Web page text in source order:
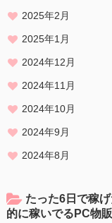
2025年2月
2025年1月
2024年12月
2024年11月
2024年10月
2024年9月
2024年8月
たった6日で稼
的に稼いでるPC物